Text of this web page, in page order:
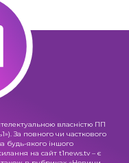
власністю ПП
За повного чи часткового
будь-якого іншого
на сайт t1news.tv – є